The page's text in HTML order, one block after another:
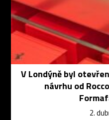
V Londýně byl
návrhu od
2.